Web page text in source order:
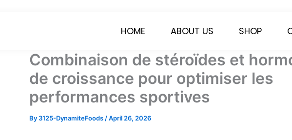
HOME ABOUT US SHOP
Combinaison de stéroïdes et
de croissance pour optimiser les
performances sportives
By 3125-DynamiteFoods /April 26, 2026